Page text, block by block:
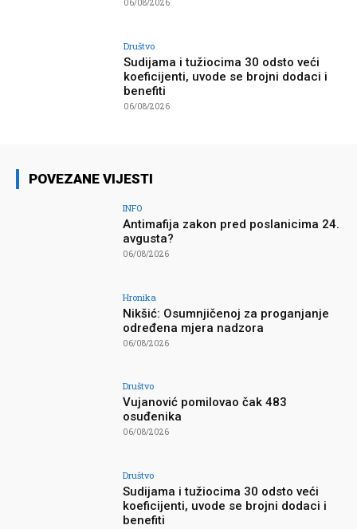
06/08/2026
Društvo
Sudijama i tužiocima 30 odsto veći
koeficijenti, uvode se brojni dodaci i
benefiti
06/08/2026
POVEZANE VIJESTI
INFO
Antimafija zakon pred poslanicima 24.
avgusta?
06/08/2026
Hronika
Nikšić: Osumnjičenoj za proganjanje
određena mjera nadzora
06/08/2026
Društvo
Vujanović pomilovao čak 483
osuđenika
06/08/2026
Društvo
Sudijama i tužiocima 30 odsto veći
koeficijenti, uvode se brojni dodaci i
benefiti